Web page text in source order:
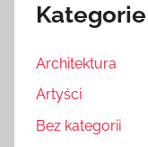
Kategorie
Architektura
Artyści
Bez kategorii